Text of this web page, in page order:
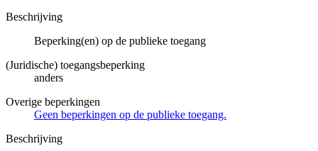
Beschrijving
Beperking(en) op de publieke toegang
(Juridische) toegangsbeperking
anders
Overige beperkingen
Geen beperkingen op de publieke toegang.
Beschrijving